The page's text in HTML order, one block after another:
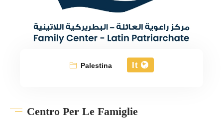
Palestina It
Centro Per Le Famiglie